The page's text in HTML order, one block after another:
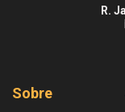
R.
Sobre